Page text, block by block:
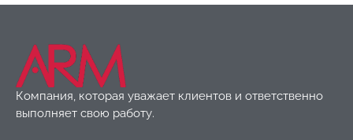
Компания, которая уважает клиентов и ответственно
выполняет свою работу.